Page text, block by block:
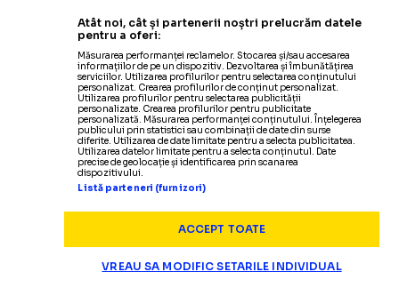
Termeni și condiții
Politica de confidențialitate
Modifică Setările
Contact
Atât noi, cât și partenerii noștri prelucrăm datele
pentru a oferi:
Măsurarea performanței reclamelor. Stocarea și/sau accesarea
informațiilor de pe un dispozitiv. Dezvoltarea și îmbunătățirea
serviciilor. Utilizarea profilurilor pentru selectarea conținutului
personalizat. Crearea profilurilor de conținut personalizat.
Utilizarea profilurilor pentru selectarea publicității
personalizate. Crearea profilurilor pentru publicitate
personalizată. Măsurarea performanței conținutului. Înțelegerea
publicului prin statistici sau combinații de date din surse
diferite. Utilizarea de date limitate pentru a selecta publicitatea.
Utilizarea datelor limitate pentru a selecta conținutul. Date
precise de geolocație și identificarea prin scanarea
dispozitivului.
Listă parteneri (furnizori)
ACCEPT TOATE
VREAU SA MODIFIC SETARILE INDIVIDUAL